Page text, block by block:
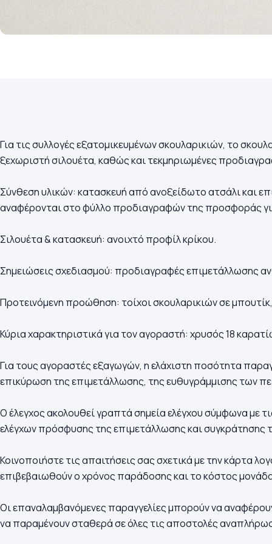
Για τις συλλογές εξατομικευμένων σκουλαρικιών, το
ξεχωριστή σιλουέτα, καθώς και τεκμηριωμένες
Σύνθεση υλικών: κατασκευή από ανοξείδωτο ατσάλι και
αναφέρονται στο φύλλο προδιαγραφών της προσφοράς
Σιλουέτα & κατασκευή: ανοιχτό προφίλ κρίκου.
Σημειώσεις σχεδιασμού: προδιαγραφές επιμετάλλωσης
Προτεινόμενη προώθηση: τοίχοι σκουλαρικιών σε
Κύρια χαρακτηριστικά για τον αγοραστή: χρυσός 18
Για τους αγοραστές εξαγωγών, η ελάχιστη ποσότητα
επικύρωση της επιμετάλλωσης, της ευθυγράμμισης των
Ο έλεγχος ακολουθεί γραπτά σημεία ελέγχου σύμφωνα με
ελέγχων πρόσφυσης της επιμετάλλωσης και συγκράτησης
Κοινοποιήστε τις απαιτήσεις σας σχετικά με την κάρτα
επιβεβαιωθούν ο χρόνος παράδοσης και το κόστος
Οι επαναλαμβανόμενες παραγγελίες μπορούν να
να παραμένουν σταθερά σε όλες τις αποστολές